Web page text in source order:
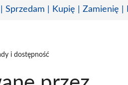
Sprzedam | Kupię | Zamienię |
i dostępność